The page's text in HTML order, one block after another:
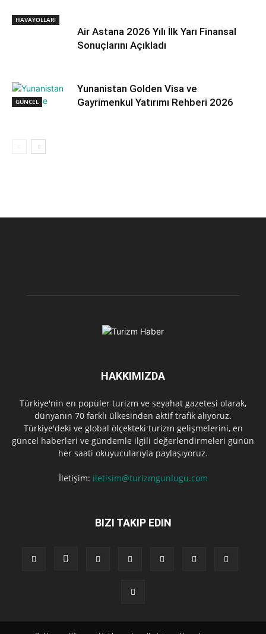
HAVAYOLLARI
Air Astana 2026 Yılı İlk Yarı Finansal
Sonuçlarını Açıkladı
GÜNCEL
Yunanistan Golden Visa ve
Gayrimenkul Yatırımı Rehberi 2026
HAKKIMIZDA
Türkiye'nin en popüler turizm ve seyahat gazetesi olarak,
dünyanın 70 farklı ülkesinden aktif trafik alıyoruz.
Türkiye'deki ve global ölçekteki turizm gelişmelerini, en
güncel haberleri ve gündemle ilgili değerlendirmeleri günün
her saati okuyucularıyla paylaşıyoruz.
İletişim: iletisim@turizmgunlugu.com
BIZI TAKIP EDIN